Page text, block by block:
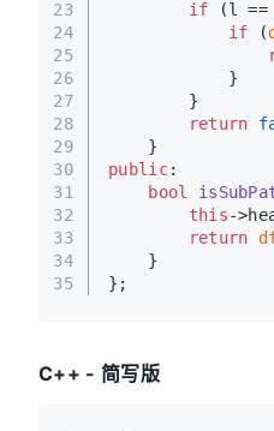
23
24
25
26
27
28
29
30
31
32
33
34
35
if (l ==
if (
            }
        }
return
    }
public:
bool
this-
return
    }
};
C++ - 简写版